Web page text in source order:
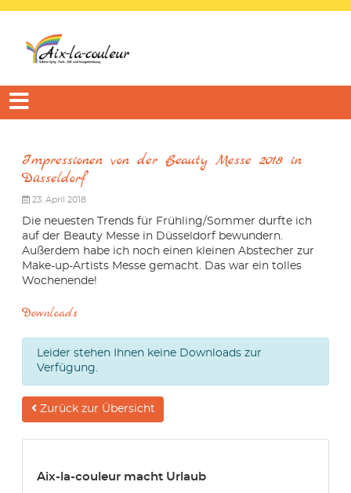
Impressionen von der Beauty Messe 2018 in
Düsseldorf
23. April 2018
Die neuesten Trends für Frühling/Sommer durfte ich
auf der Beauty Messe in Düsseldorf bewundern.
Außerdem habe ich noch einen kleinen Abstecher zur
Make-up-Artists Messe gemacht. Das war ein tolles
Wochenende!
Downloads
Leider stehen Ihnen keine Downloads zur
Verfügung.
Zurück zur Übersicht
Aix-la-couleur macht Urlaub